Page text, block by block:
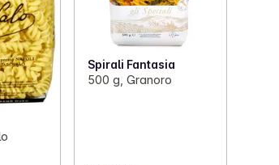
Spirali Fantasia
500 g, Granoro